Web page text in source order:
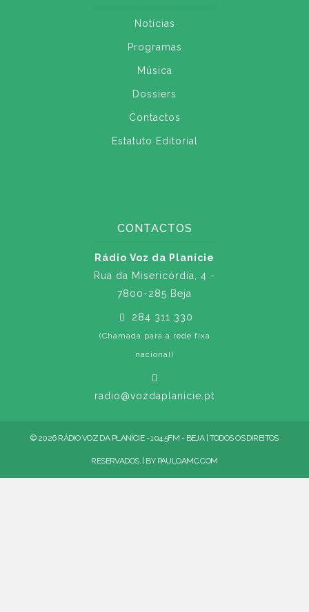
Notícias
Programas
Música
Dossiers
Contactos
Estatuto Editorial
CONTACTOS
Rádio Voz da Planície
Rua da Misericórdia, 4 -
7800-285 Beja
284 311 330
(Chamada para a rede fixa
nacional)
radio@vozdaplanicie.pt
© 2026 RÁDIO VOZ DA PLANÍCIE - 104.5FM - BEJA | TODOS OS DIREITOS
RESERVADOS. | BY PAULOAMC.COM